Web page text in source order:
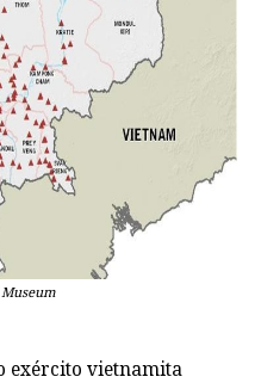
exército vietnamita